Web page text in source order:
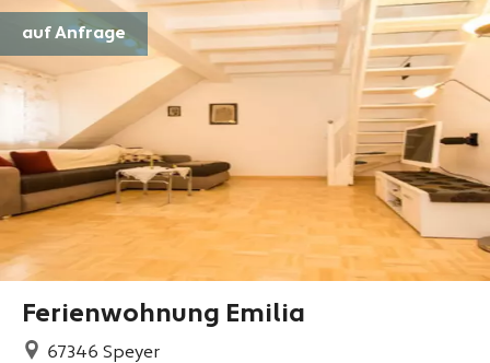
Ferienwohnung Emilia
67346 Speyer
auf Anfrage